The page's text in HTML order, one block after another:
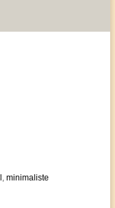
, minimaliste